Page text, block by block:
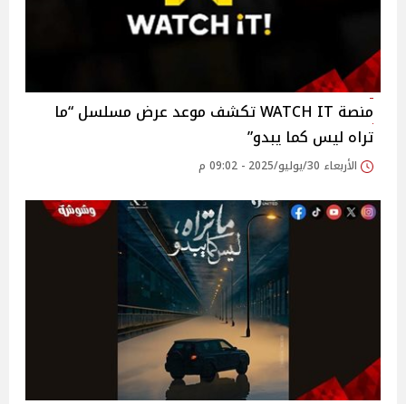
منصة WATCH IT تكشف موعد عرض مسلسل “ما
تراه ليس كما يبدو”
الأربعاء 30/يوليو/2025 - 09:02 م